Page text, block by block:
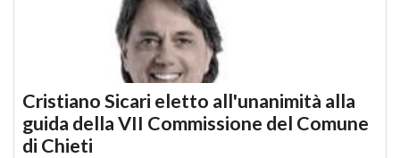
Cristiano Sicari eletto all'unanimità alla
guida della VII Commissione del Comune
di Chieti